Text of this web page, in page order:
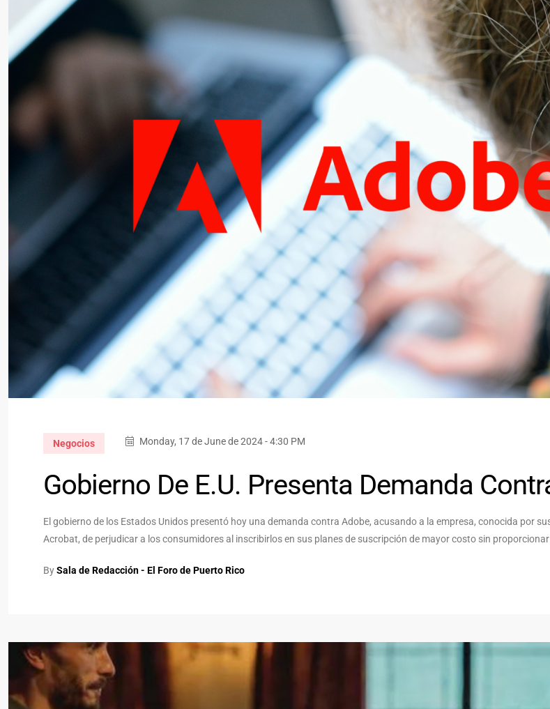
Negocios Monday, 17 de June de 2024 - 4:30 PM
Gobierno De E.U. Presenta Demanda
El gobierno de los Estados Unidos presentó hoy una demanda contra Adobe, acusando a la empresa, conocida por
Acrobat, de perjudicar a los consumidores al inscribirlos en sus planes de suscripción de mayor costo sin proporcionar
BySala de Redacción - El Foro de Puerto Rico